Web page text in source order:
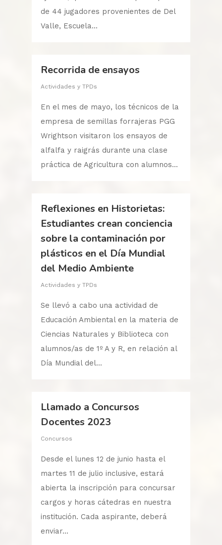
de 44 jugadores provenientes de Del
Valle, Escuela...
Recorrida de ensayos
Actividades y TPDs
En el mes de mayo, los técnicos de la
empresa de semillas forrajeras PGG
Wrightson visitaron los ensayos de
alfalfa y raigrás durante una clase
práctica de Agricultura con alumnos...
Reflexiones en Historietas:
Estudiantes crean conciencia
sobre la contaminación por
plásticos en el Día Mundial
del Medio Ambiente
Actividades y TPDs
Se llevó a cabo una actividad de
Educación Ambiental en la materia de
Ciencias Naturales y Biblioteca con
alumnos/as de 1º A y R, en relación al
Día Mundial del...
Llamado a Concursos
Docentes 2023
Concursos
Desde el lunes 12 de junio hasta el
martes 11 de julio inclusive, estará
abierta la inscripción para concursar
cargos y horas cátedras en nuestra
institución. Cada aspirante, deberá
enviar...